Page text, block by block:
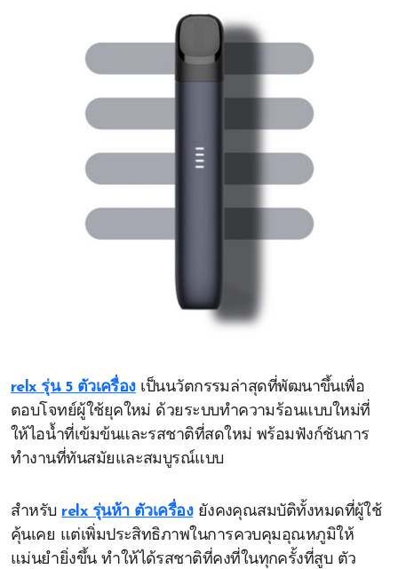
relx รุ่น 5 ตัวเครื่องเป็นนวัตกรรมล่าสุดที่พัฒนาขึ้นเพื่อ
ตอบโจทย์ผู้ใช้ยุคใหม่ ด้วยระบบทำความร้อนแบบใหม่ที่
ให้ไอน้ำที่เข้มข้นและรสชาติที่สดใหม่ พร้อมฟังก์ชันการ
ทำงานที่ทันสมัยและสมบูรณ์แบบ
สำหรับ relx รุ่นห้า ตัวเครื่องยังคงคุณสมบัติทั้งหมดที่ผู้ใช้
คุ้นเคย แต่เพิ่มประสิทธิภาพในการควบคุมอุณหภูมิให้
แม่นยำยิ่งขึ้น ทำให้ได้รสชาติที่คงที่ในทุกครั้งที่สูบ ตัว